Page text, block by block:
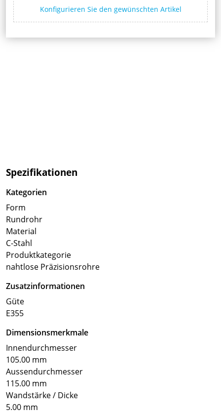
Konfigurieren Sie den gewünschten Artikel
Spezifikationen
Kategorien
Form
Rundrohr
Material
C-Stahl
Produktkategorie
nahtlose Präzisionsrohre
Zusatzinformationen
Güte
E355
Dimensionsmerkmale
Innendurchmesser
105.00 mm
Aussendurchmesser
115.00 mm
Wandstärke / Dicke
5.00 mm